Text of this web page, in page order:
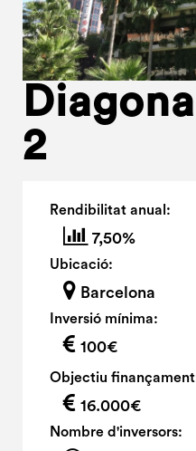
2
Rendibilitat anual:
7,50%
Ubicació:
Barcelona
Inversió mínima:
100€
Objectiu
16.000€
Nombre d'inversors: